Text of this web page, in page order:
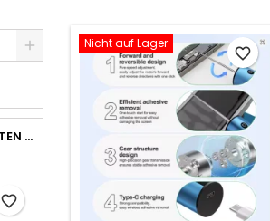
2*SIM SLOT SIM KARTEN STIFT NADEL PIN TRAY ÖFFNER EJECT TOOL
favorite_border
Nicht auf Lager
favorite_border